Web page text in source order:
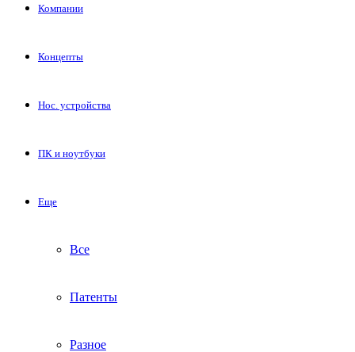
Компании
Концепты
Нос. устройства
ПК и ноутбуки
Еще
Все
Патенты
Разное